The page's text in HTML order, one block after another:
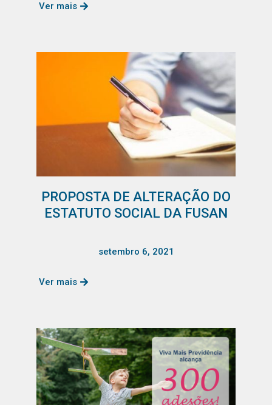
Ver mais
PROPOSTA DE ALTERAÇÃO DO
ESTATUTO SOCIAL DA FUSAN
setembro 6, 2021
Ver mais